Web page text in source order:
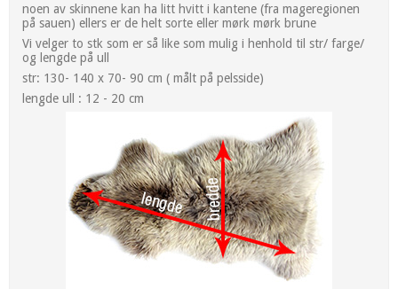
noen av skinnene kan ha litt hvitt i kantene (fra mageregionen
på sauen) ellers er de helt sorte eller mørk mørk brune
Vi velger to stk som er så like som mulig i henhold til str/ farge/
og lengde på ull
str: 130- 140 x 70- 90 cm ( målt på pelsside)
lengde ull : 12 - 20 cm